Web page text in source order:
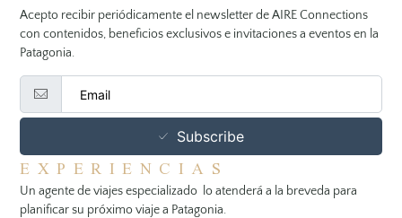
Acepto recibir periódicamente el newsletter de AIRE Connections
con contenidos, beneficios exclusivos e invitaciones a eventos en la
Patagonia.
Subscribe
EXPERIENCIAS
Un agente de viajes especializado lo atenderá a la breveda para
planificar su próximo viaje a Patagonia.